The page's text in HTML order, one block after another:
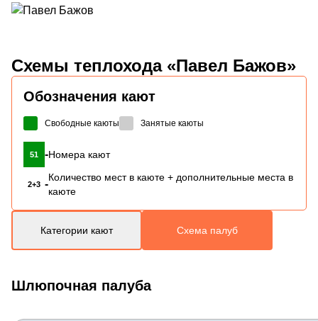
Схемы теплохода «Павел Бажов»
Обозначения кают
Свободные каюты Занятые каюты
51 -Номера кают
2+3 -
Количество мест в каюте + дополнительные места в
каюте
Категории кают Схема палуб
Шлюпочная палуба